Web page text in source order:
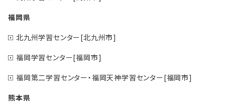
福岡県
北九州学習センター[北九州市]
福岡学習センター[福岡市]
福岡第二学習センター・福岡天神学習センター[福岡市]
熊本県